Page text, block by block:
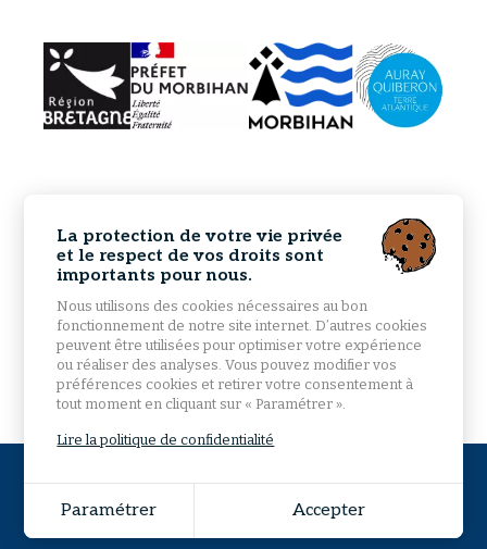
Plan du site
Grouplive - Agence web à Vannes
La protection de votre vie privée
et le respect de vos droits sont
importants pour nous.
Nous utilisons des cookies nécessaires au bon
fonctionnement de notre site internet. D’autres cookies
peuvent être utilisées pour optimiser votre expérience
ou réaliser des analyses. Vous pouvez modifier vos
préférences cookies et retirer votre consentement à
tout moment en cliquant sur « Paramétrer ».
Lire la politique de confidentialité
Paramétrer Accepter